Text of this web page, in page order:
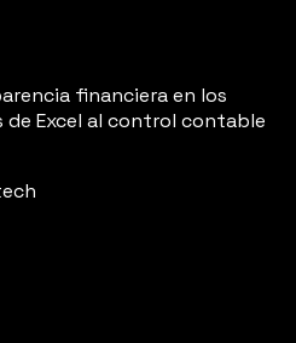
financiera en los
de Excel al control contable